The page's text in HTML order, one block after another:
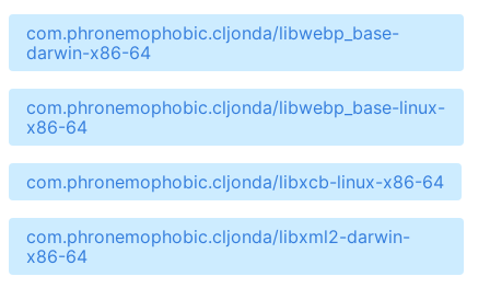
com.phronemophobic.cljonda/libwebp_base-
darwin-x86-64
com.phronemophobic.cljonda/libwebp_base-linux-
x86-64
com.phronemophobic.cljonda/libxcb-linux-x86-64
com.phronemophobic.cljonda/libxml2-darwin-
x86-64